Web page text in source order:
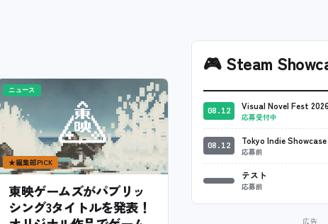
ニュース
★編集部PICK
東映ゲームズがパブリッ
シング3タイトルを発表！
🎮Steam
08.12 Visual Novel Fest
応募受付中
08.12 Tokyo Indie Showcase
応募前
テスト
応募前